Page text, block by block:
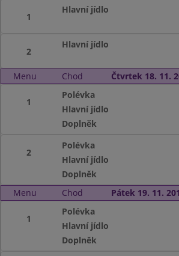
1
Hlavní jídlo
2
Hlavní jídlo
Menu Chod Čtvrtek 18. 11.
1
Polévka
Hlavní jídlo
Doplněk
2
Polévka
Hlavní jídlo
Doplněk
Menu
Chod Pátek 19. 11.
1
Polévka
Hlavní jídlo
Doplněk